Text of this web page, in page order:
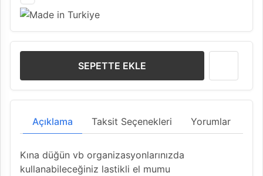
SEPETTE EKLE
Açıklama Taksit Seçenekleri Yorumlar
Kına düğün vb organizasyonlarınızda
kullanabileceğiniz lastikli el mumu